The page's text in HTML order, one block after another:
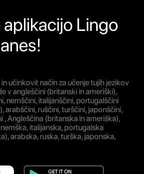
Lingo
učinkovit način za učenje tujih jezikov
v angleščini (britanski in ameriški),
nemščini, italijanščini, portugalščini
arabščini, ruščini, turščini, japonščini,
, Angleščina (britanska in ameriška),
italijanska, portugalska
arabska, ruska, turška, japonska,